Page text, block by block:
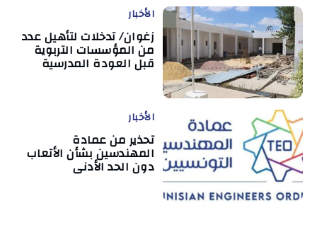
الأخبار
زغوان/ تدخلات لتأهيل عدد
من المؤسسات التربوية
قبل العودة المدرسية
الأخبار
تحذير من عمادة
المهندسين بشأن الأتعاب
دون الحد الأدنى